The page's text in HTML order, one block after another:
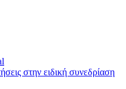
στην ειδική συνεδρίαση